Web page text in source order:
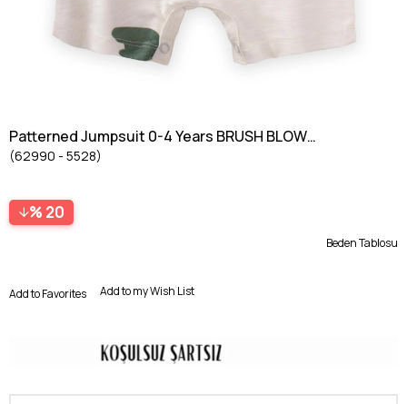
Patterned Jumpsuit 0-4 Years BRUSH BLOW
PATTERN
(62990 - 5528)
20
Beden Tablosu
Add to Favorites Add to my Wish List